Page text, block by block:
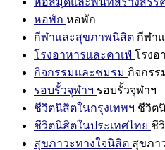
หอพัก หอพัก
กีฬาและสุขภาพนิสิต กีฬา
โรงอาหารและคาเฟ่ โรงอ
กิจกรรมและชมรม กิจกร
รอบรั้วจุฬาฯ รอบรั้วจุฬาฯ
ชีวิตนิสิตในกรุงเทพฯ ชีวิต
ชีวิตนิสิตในประเทศไทย ชี
สุขภาวะทางใจนิสิต สุขภา